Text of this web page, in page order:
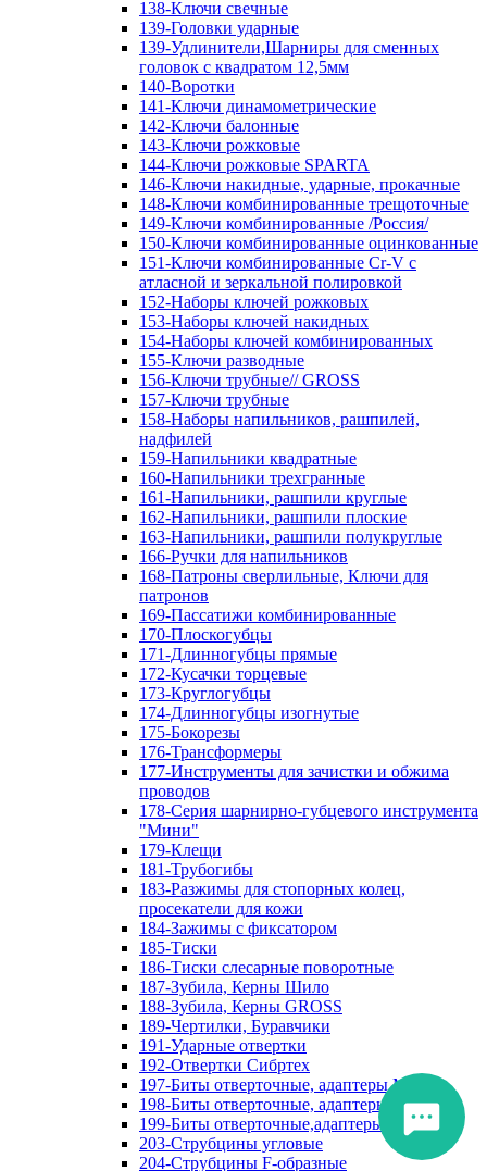
138-Ключи свечные
139-Головки ударные
139-Удлинители,Шарниры для сменных
головок с квадратом 12,5мм
140-Воротки
141-Ключи динамометрические
142-Ключи балонные
143-Ключи рожковые
144-Ключи рожковые SPARTA
146-Ключи накидные, ударные, прокачные
148-Ключи комбинированные трещоточные
149-Ключи комбинированные /Россия/
150-Ключи комбинированные оцинкованные
151-Ключи комбинированные Cr-V с
атласной и зеркальной полировкой
152-Наборы ключей рожковых
153-Наборы ключей накидных
154-Наборы ключей комбинированных
155-Ключи разводные
156-Ключи трубные// GROSS
157-Ключи трубные
158-Наборы напильников, рашпилей,
надфилей
159-Напильники квадратные
160-Напильники трехгранные
161-Напильники, рашпили круглые
162-Напильники, рашпили плоские
163-Напильники, рашпили полукруглые
166-Ручки для напильников
168-Патроны сверлильные, Ключи для
патронов
169-Пассатижи комбинированные
170-Плоскогубцы
171-Длинногубцы прямые
172-Кусачки торцевые
173-Круглогубцы
174-Длинногубцы изогнутые
175-Бокорезы
176-Трансформеры
177-Инструменты для зачистки и обжима
проводов
178-Серия шарнирно-губцевого инструмента
"Мини"
179-Клещи
181-Трубогибы
183-Разжимы для стопорных колец,
просекатели для кожи
184-Зажимы с фиксатором
185-Тиски
186-Тиски слесарные поворотные
187-Зубила, Керны Шило
188-Зубила, Керны GROSS
189-Чертилки, Буравчики
191-Ударные отвертки
192-Отвертки Сибртех
197-Биты отверточные, адаптеры Matrix
198-Биты отверточные, адаптеры Прочие
199-Биты отверточные,адаптеры Сибртех
203-Струбцины угловые
204-Струбцины F-образные